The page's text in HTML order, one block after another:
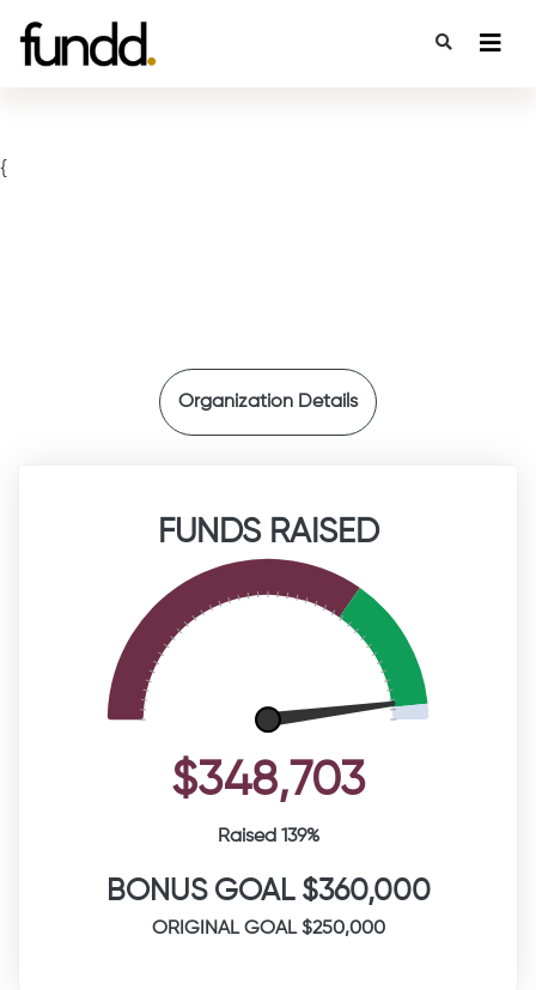
{
Organization Details
FUNDS RAISED
$348,703
Raised 139%
BONUS GOAL $360,000
ORIGINAL GOAL $250,000